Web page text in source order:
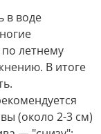
в воде
летнему
В итоге
(около 2-3 см)